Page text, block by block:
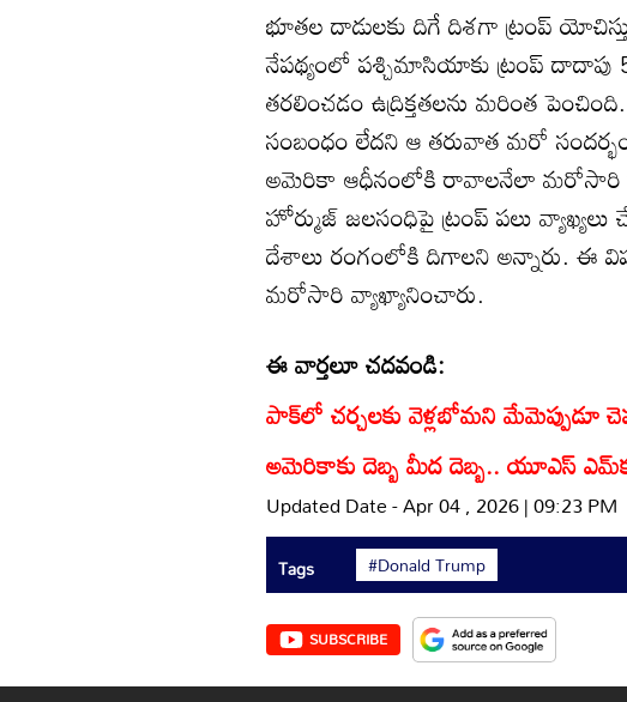
భూతల దాడులకు దిగే దిశగా ట్రంప్
నేపథ్యంలో పశ్చిమాసియాకు ట్రంప్ దాదాపు
తరలించడం ఉద్రిక్తతలను మరింత
సంబంధం లేదని ఆ తరువాత మరో
అమెరికా ఆధీనంలోకి రావాలనేలా మరోసారి
హోర్ముజ్ జలసంధిపై ట్రంప్ పలు
దేశాలు రంగంలోకి దిగాలని అన్నారు. ఈ
మరోసారి వ్యాఖ్యానించారు.
ఈ వార్తలూ చదవండి:
పాక్‌లో చర్చలకు వెళ్లబోమని మేమెప్పుడూ
అమెరికాకు దెబ్బ మీద దెబ్బ.. యూఎస్
Updated Date - Apr 04 , 2026 | 09:23 PM
Tags #Donald Trump
SUBSCRIBE